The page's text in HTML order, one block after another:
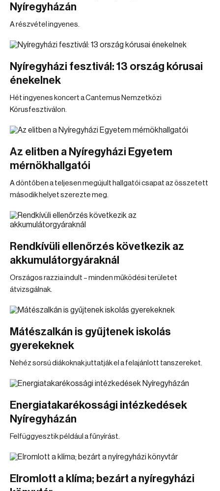
Nyíregyházán
A részvétel ingyenes.
Nyíregyházi fesztivál: 13 ország kórusai
énekelnek
Hét ingyenes koncert a Cantemus Nemzetközi
Kórusfesztiválon.
Az elitben a Nyíregyházi Egyetem
mérnökhallgatói
A döntőben a teljesen megújult hallgatói csapat az összetett
második helyet szerezte meg.
Rendkívüli ellenőrzés következik az
akkumulátorgyáraknál
Országos razzia indult – minden működési területet
átvizsgálnak.
Mátészalkán is gyűjtenek iskolás
gyerekeknek
Nehéz sorsú diákoknak juttatják el a felajánlott tanszereket.
Energiatakarékossági intézkedések
Nyíregyházán
Felfüggyesztik például a fűnyírást.
Elromlott a klíma; bezárt a nyíregyházi